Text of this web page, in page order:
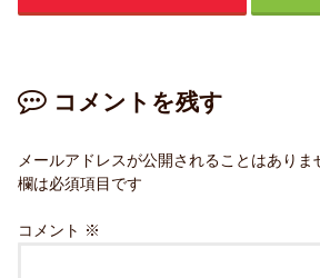
コメントを残す
メールアドレスが公開されることはありま
欄は必須項目です
コメント ※